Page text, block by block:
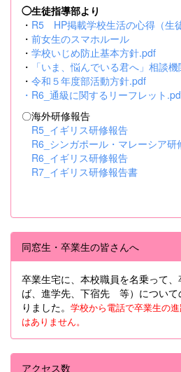
◯生徒指導部より
・ R5 HP掲載学校生活の心得（生
・ 前女生のスマホルール
・ 学校いじめ防止基本方針.pdf
・
「いま、悩んでいる君へ」相談
・ 令和５年度部活動方針.pdf
・ R6_通級に関するリーフレット
〇海外研修報告
R5_イギリス研修報告
R6_シンガポール・マレーシア研
R6_イギリス研修報告
R7_イギリス研修報告書
同窓生・卒業生の皆さんへ
卒業生宅に、本校職員を名乗って
ば、進学先、下宿先 等）について
りました。 学校から電話で卒業生の
はありません。
アクセス数